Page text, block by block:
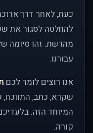
כעת, לאחר דרך
להחלטה לסגור את
מהרשת. זהו סיומה
עבורנו.
אנו רוצים לומר לכם
שקרא, כתב, התווכח,
המיוחד הזה.
קורה.